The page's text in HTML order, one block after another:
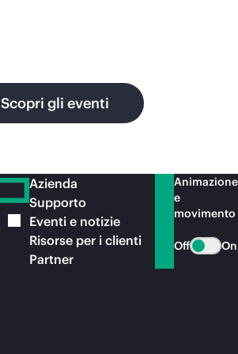
Scopri gli eventi
Azienda
Supporto
Eventi e notizie
Risorse per i clienti
Partner
Animazione
e
movimento
Off On